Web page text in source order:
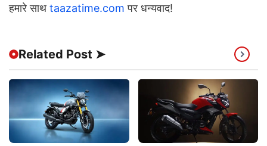
हमारे साथ taazatime.com पर धन्यवाद!
Related Post ➤